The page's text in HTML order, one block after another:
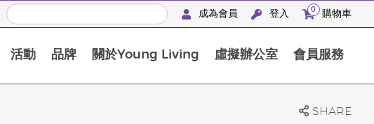
成為會員 登入 0 購物車
活動 品牌 關於Young Living 虛擬辦公室 會員服務
SHARE